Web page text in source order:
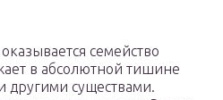
семейство
в абсолютной тишине
другими существами.